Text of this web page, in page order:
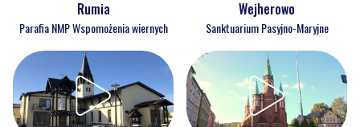
Rumia
Parafia NMP Wspomożenia wiernych
Wejherowo
Sanktuarium Pasyjno-Maryjne